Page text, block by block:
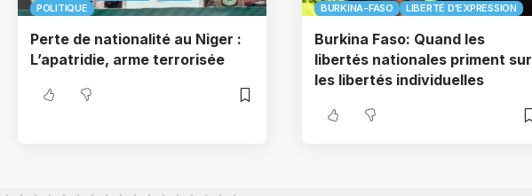
POLITIQUE
Perte de nationalité au Niger :
L’apatridie, arme terrorisée
BURKINA-FASO LIBERTÉ D'EXPRESSION
Burkina Faso: Quand les
libertés nationales priment sur
les libertés individuelles